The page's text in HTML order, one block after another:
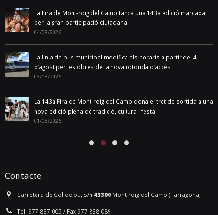
La Fira de Mont-roig del Camp tanca una 143a edició marcada
per la gran participació ciutadana
04/08/2026
La línia de bus municipal modifica els horaris a partir del 4
d’agost per les obres de la nova rotonda d’accés
03/08/2026
La 143a Fira de Mont-roig del Camp dona el tret de sortida a una
nova edició plena de tradició, cultura i festa
01/08/2026
Contacte
Carretera de Colldejou, s/n 43300 Mont-roig del Camp (Tarragona)
Tel. 977 837 005 / Fax 977 838 089